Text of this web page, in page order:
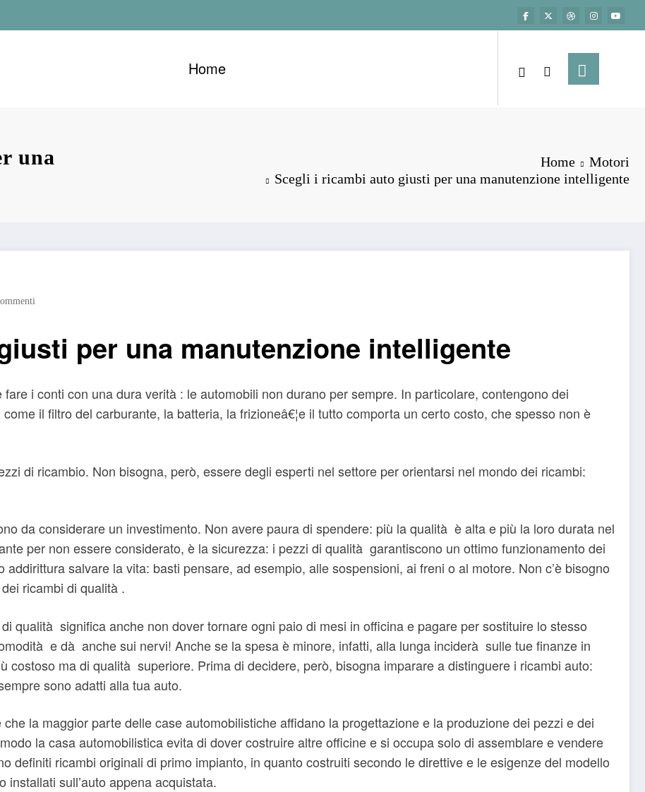
Home
una
Home
Motori
Scegli i ricambi auto giusti per una manutenzione intelligente
per una manutenzione intelligente
i conti con una dura verità : le automobili non durano per sempre. In particolare, contengono dei
il filtro del carburante, la batteria, la frizioneâ€¦e il tutto comporta un certo costo, che spesso non è
di ricambio. Non bisogna, però, essere degli esperti nel settore per orientarsi nel mondo dei ricambi:
da considerare un investimento. Non avere paura di spendere: più la qualità è alta e più la loro durata nel
per non essere considerato, è la sicurezza: i pezzi di qualità garantiscono un ottimo funzionamento dei
salvare la vita: basti pensare, ad esempio, alle sospensioni, ai freni o al motore. Non c’è bisogno
ricambi di qualità .
di qualità significa anche non dover tornare ogni paio di mesi in officina e pagare per sostituire lo stesso
e dà anche sui nervi! Anche se la spesa è minore, infatti, alla lunga inciderà sulle tue finanze in
costoso ma di qualità superiore. Prima di decidere, però, bisogna imparare a distinguere i ricambi auto:
sono adatti alla tua auto.
la maggior parte delle case automobilistiche affidano la progettazione e la produzione dei pezzi e dei
la casa automobilistica evita di dover costruire altre officine e si occupa solo di assemblare e vendere
definiti ricambi originali di primo impianto, in quanto costruiti secondo le direttive e le esigenze del modello
sull’auto appena acquistata.